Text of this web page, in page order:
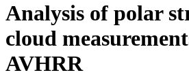
Analysis of polar
cloud
AVHRR